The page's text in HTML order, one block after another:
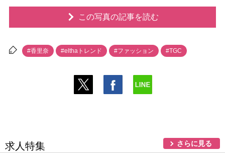
この写真の記事を読む
#香里奈 #elthaトレンド #ファッション #TGC
求人特集 さらに見る